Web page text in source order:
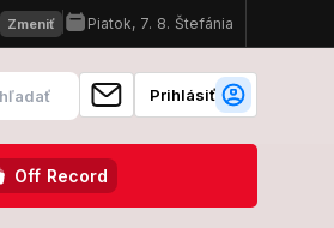
FOTO V Slovnafte vzplanula
Prihlásiť
Off Record